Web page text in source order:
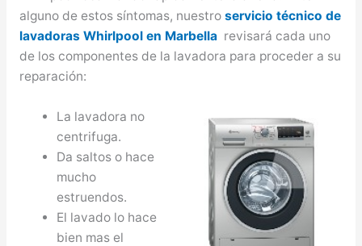
alguno de estos síntomas, nuestro servicio técnico de
lavadoras Whirlpool en Marbella revisará cada uno
de los componentes de la lavadora para proceder a su
reparación:
La lavadora no
centrifuga.
Da saltos o hace
mucho
estruendos.
El lavado lo hace
bien mas el